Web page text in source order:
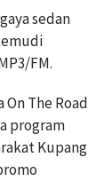
sedan
FM.
On The Road
program
Kupang